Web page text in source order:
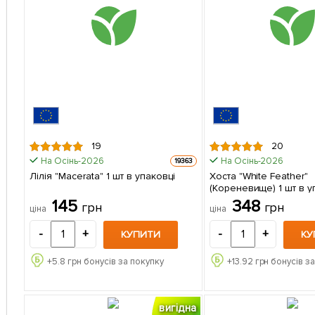
19
На Осінь-2026 19363
Лілія "Macerata" 1 шт в упаковці
ціна 145 грн
- + КУПИТИ
+5.8 грн бонусів за покупку
20
На Осінь-2026
Хоста "White Feather"
(Кореневище) 1 шт в
ціна 348 грн
- +
+13.92 грн бонусів
вигідна